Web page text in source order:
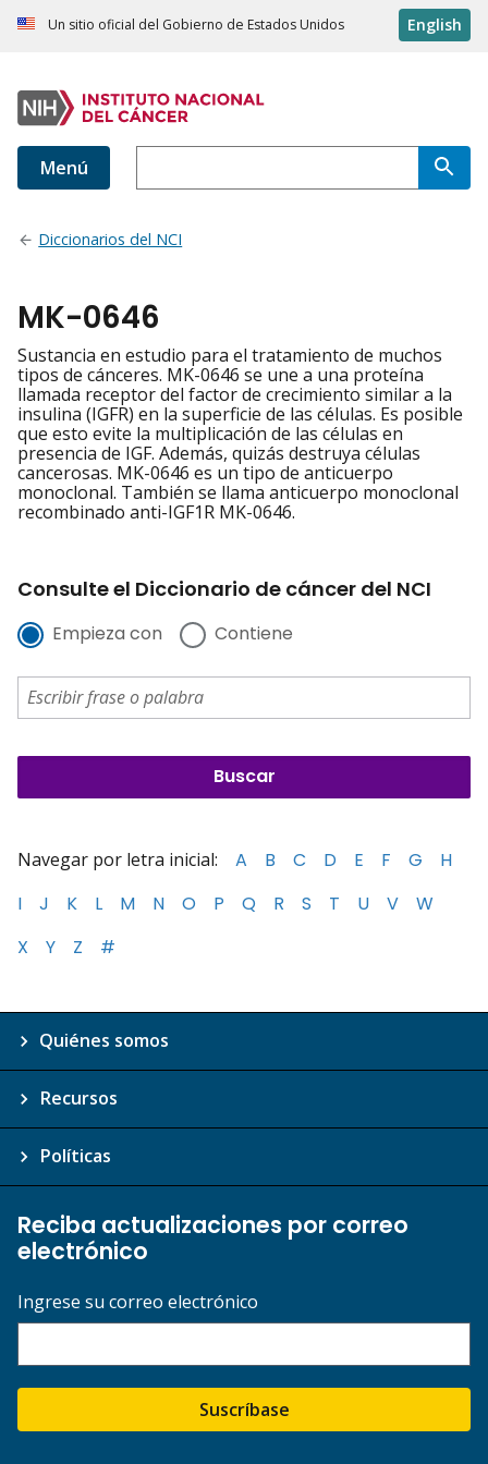
Un sitio oficial del Gobierno de Estados Unidos English
Menú
Diccionarios del NCI
MK-0646
Sustancia en estudio para el tratamiento de muchos
tipos de cánceres. MK-0646 se une a una proteína
llamada receptor del factor de crecimiento similar a la
insulina (IGFR) en la superficie de las células. Es posible
que esto evite la multiplicación de las células en
presencia de IGF. Además, quizás destruya células
cancerosas. MK-0646 es un tipo de anticuerpo
monoclonal. También se llama anticuerpo monoclonal
recombinado anti-IGF1R MK-0646.
Consulte el Diccionario de cáncer del NCI
Empieza con Contiene
Navegar por letra inicial: A B C D E F G
H
I
J K L M N O P Q R S T U V
W
X
Y Z #
Quiénes somos
Recursos
Políticas
Reciba actualizaciones por correo
electrónico
Ingrese su correo electrónico
Suscríbase